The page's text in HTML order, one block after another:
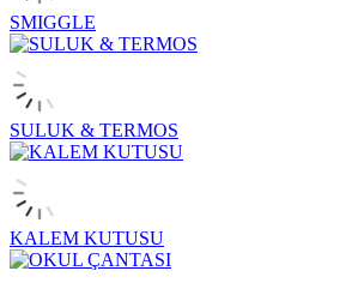
SMIGGLE
SULUK & TERMOS
KALEM KUTUSU